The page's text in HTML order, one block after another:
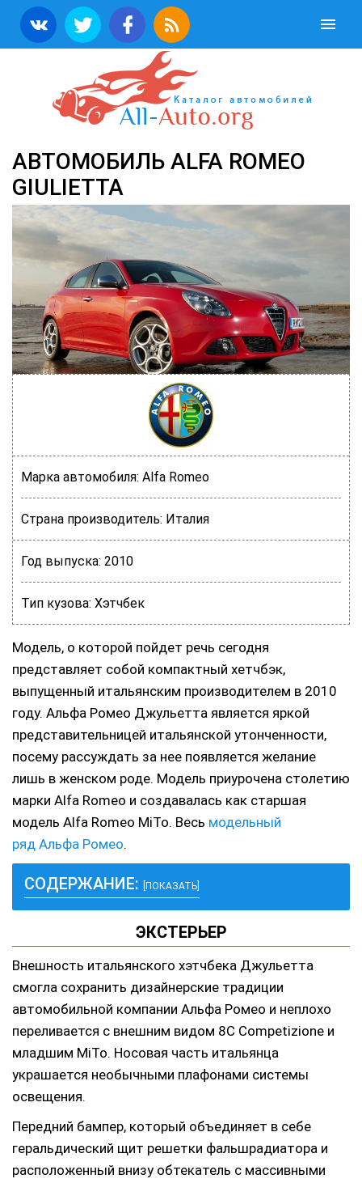
АВТОМОБИЛЬ ALFA ROMEO
GIULIETTA
Марка автомобиля: Alfa Romeo
Страна производитель: Италия
Год выпуска: 2010
Тип кузова: Хэтчбек
Модель, о которой пойдет речь сегодня
представляет собой компактный хетчбэк,
выпущенный итальянским производителем в 2010
году. Альфа Ромео Джульетта является яркой
представительницей итальянской утонченности,
посему рассуждать за нее появляется желание
лишь в женском роде. Модель приурочена столетию
марки Alfa Romeo и создавалась как старшая
модель Alfa Romeo MiTo. Весь модельный
ряд Альфа Ромео.
СОДЕРЖАНИЕ: [ПОКАЗАТЬ]
ЭКСТЕРЬЕР
Внешность итальянского хэтчбека Джульетта
смогла сохранить дизайнерские традиции
автомобильной компании Альфа Ромео и неплохо
переливается с внешним видом 8С Competizione и
младшим MiTo. Носовая часть итальянца
украшается необычными плафонами системы
освещения.
Передний бампер, который объединяет в себе
геральдический щит решетки фальшрадиатора и
расположенный внизу обтекатель с массивными